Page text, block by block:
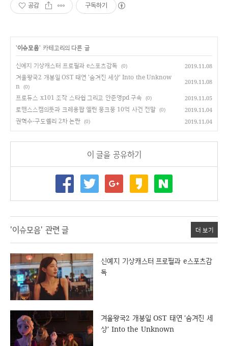
공감 구독하기
'이슈모음' 카테고리의 다른 글
신예지 기상캐스터 프로필과 e스포츠감독 (0) 2019.11.08
겨울왕국2 개봉일 OST 태연 '숨겨진 세상' Into the Unknow
n
(0)
2019.11.08
프로듀스 x101 조작 스타쉽 그리고 안준영pd 구속 (0) 2019.11.05
로맨스스캠의뜻과 크레용팝 엘린 뭉크뭉 10억 사건 전말 (0) 2019.11.04
권혁수-구도쉘리 2차 논란 (0) 2019.11.04
이 글을 공유하기
'이슈모음' 관련 글 더 보기
신예지 기상캐스터 프로필과 e스포츠감
독
겨울왕국2 개봉일 OST 태연 '숨겨진 세
상' Into the Unknown